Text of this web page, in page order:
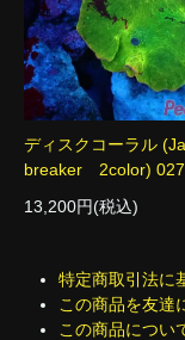
ディスクコーラル
breaker 2color) 027
13,200円(税込)
特定商取引法に
この商品を友達
この商品につい